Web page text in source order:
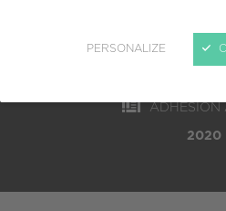
PERSONALIZE
PME (10 à
ADHÉSION
2020